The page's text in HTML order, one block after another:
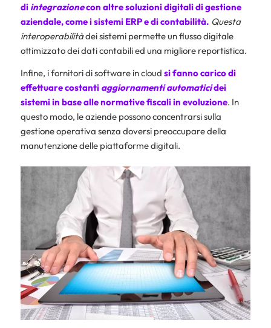
di integrazionecon altre soluzioni digitali di gestione
aziendale, come i sistemi ERP e di contabilità. Questa
interoperabilitàdei sistemi permette un flusso digitale
ottimizzato dei dati contabili ed una migliore reportistica.
Infine, i fornitori di software in cloud si fanno carico di
effettuare costanti aggiornamenti automaticidei
sistemi in base alle normative fiscali in evoluzione. In
questo modo, le aziende possono concentrarsi sulla
gestione operativa senza doversi preoccupare della
manutenzione delle piattaforme digitali.